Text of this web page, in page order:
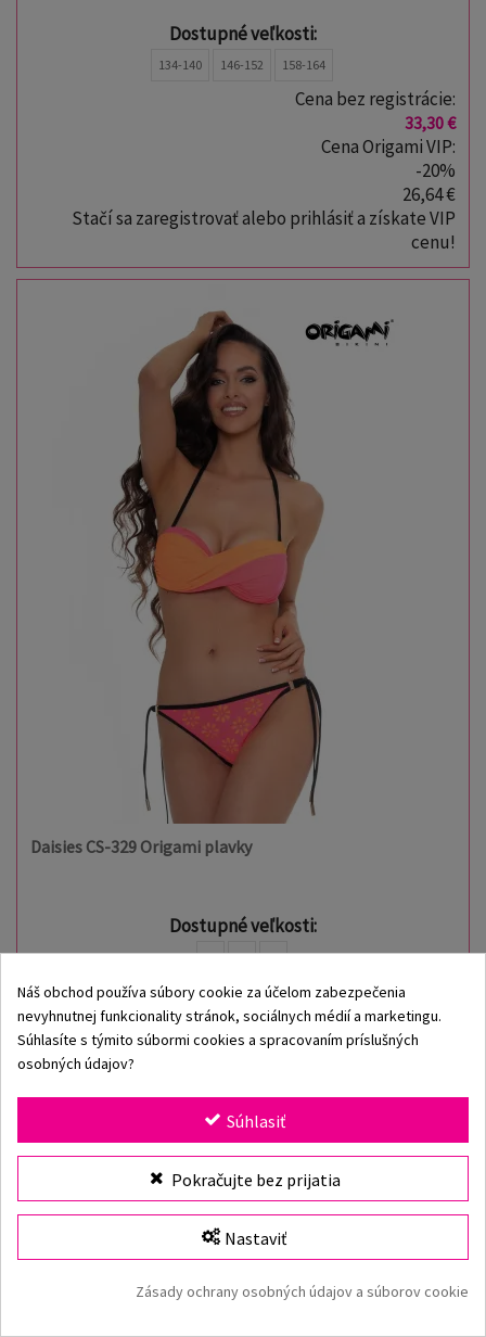
Dostupné veľkosti:
134-140 146-152 158-164
Cena bez registrácie:
33,30 €
Cena Origami VIP:
-20%
26,64 €
Stačí sa zaregistrovať alebo prihlásiť a získate VIP
cenu!
Daisies CS-329 Origami plavky
Dostupné veľkosti:
36 38 40
Cena bez registrácie:
55,34 €
Cena Origami VIP:
Stačí sa zaregistrovať alebo prihlásiť a získate VIP
Náš obchod používa súbory cookie za účelom zabezpečenia
nevyhnutnej funkcionality stránok, sociálnych médií a marketingu.
Súhlasíte s týmito súbormi cookies a spracovaním príslušných
osobných údajov?
Súhlasiť
Pokračujte bez prijatia
Nastaviť
Zásady ochrany osobných údajov a súborov cookie